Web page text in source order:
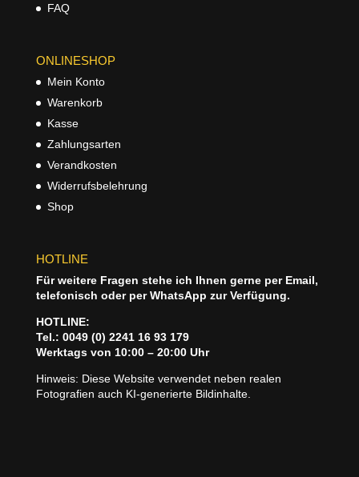
FAQ
ONLINESHOP
Mein Konto
Warenkorb
Kasse
Zahlungsarten
Verandkosten
Widerrufsbelehrung
Shop
HOTLINE
Für weitere Fragen stehe ich Ihnen gerne per Email,
telefonisch oder per WhatsApp zur Verfügung.
HOTLINE:
Tel.: 0049 (0) 2241 16 93 179
Werktags von 10:00 – 20:00 Uhr
Hinweis: Diese Website verwendet neben realen
Fotografien auch KI‑generierte Bildinhalte.